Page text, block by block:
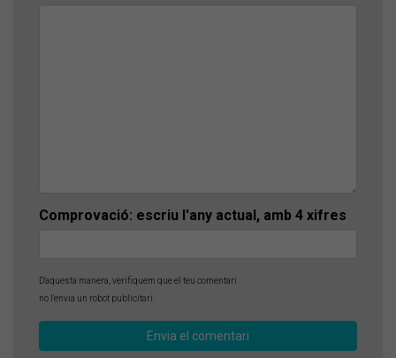
Comprovació: escriu l'any actual, amb 4 xifres
D'aquesta manera, verifiquem que el teu comentari
no l'envia un robot publicitari.